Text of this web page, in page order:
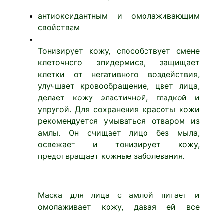
антиоксидантным и омолаживающим
свойствам
Тонизирует кожу, способствует смене
клеточного эпидермиса, защищает
клетки от негативного воздействия,
улучшает кровообращение, цвет лица,
делает кожу эластичной, гладкой и
упругой. Для сохранения красоты кожи
рекомендуется умываться отваром из
амлы. Он очищает лицо без мыла,
освежает и тонизирует кожу,
предотвращает кожные заболевания.
Маска для лица с амлой питает и
омолаживает кожу, давая ей все